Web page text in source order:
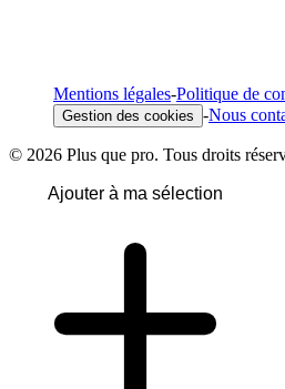
Mentions légales-Politique de
Gestion des cookies -Nous
© 2026 Plus que pro. Tous droits
Ajouter à ma sélection